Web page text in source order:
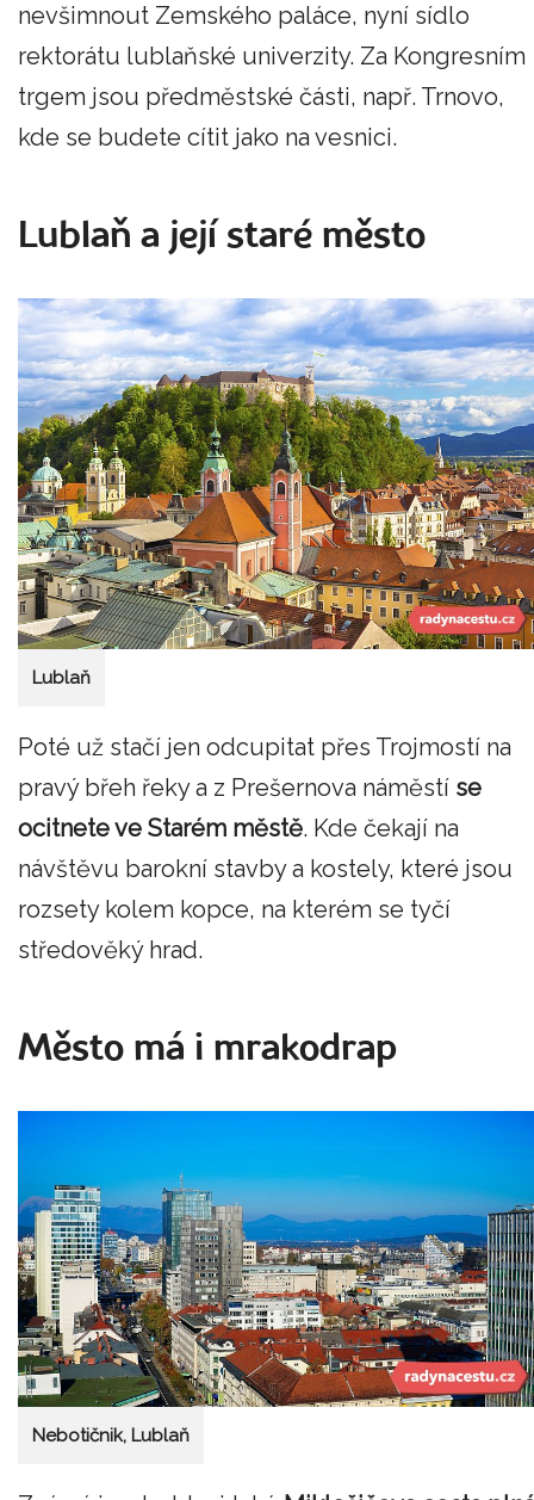
nevšimnout Zemského paláce, nyní sídlo
rektorátu lublaňské univerzity. Za Kongresním
trgem jsou předměstské části, např. Trnovo,
kde se budete cítit jako na vesnici.
Lublaň a její staré město
Lublaň
Poté už stačí jen odcupitat přes Trojmostí na
pravý břeh řeky a z Prešernova náměstí se
ocitnete ve Starém městě. Kde čekají na
návštěvu barokní stavby a kostely, které jsou
rozsety kolem kopce, na kterém se tyčí
středověký hrad.
Město má i mrakodrap
Nebotičnik, Lublaň